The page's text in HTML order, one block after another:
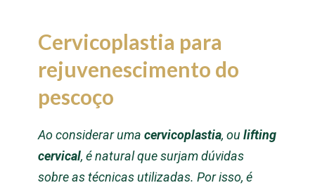
Cervicoplastia para
rejuvenescimento do
pescoço
Ao considerar uma cervicoplastia, ou lifting
cervical, é natural que surjam dúvidas
sobre as técnicas utilizadas. Por isso, é